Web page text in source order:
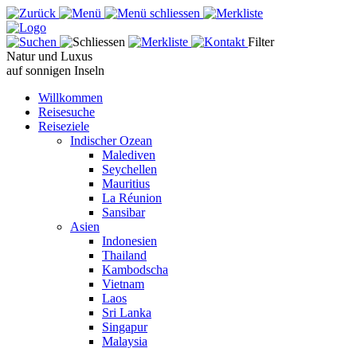
Filter
Natur und Luxus
auf sonnigen Inseln
Willkommen
Reisesuche
Reiseziele
Indischer Ozean
Malediven
Seychellen
Mauritius
La Réunion
Sansibar
Asien
Indonesien
Thailand
Kambodscha
Vietnam
Laos
Sri Lanka
Singapur
Malaysia